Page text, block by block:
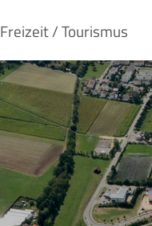
Freizeit / Tourismus